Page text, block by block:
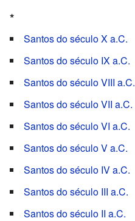
*
Santos do século X a.C.
Santos do século IX a.C.
Santos do século VIII a.C.
Santos do século VII a.C.
Santos do século VI a.C.
Santos do século V a.C.
Santos do século IV a.C.
Santos do século III a.C.
Santos do século II a.C.